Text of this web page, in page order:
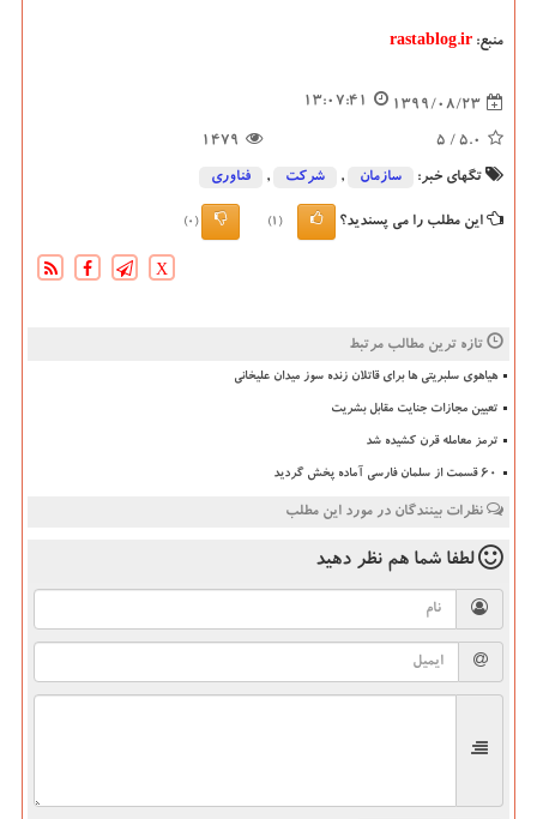
منبع: rastablog.ir
1399/08/23
13:07:41
5.0
/ 5
1479
تگهای خبر: سازمان , شركت , فناوری
این مطلب را می پسندید؟ (1)
(0)
X
تازه ترین مطالب مرتبط
هیاهوی سلبریتی ها برای قاتلان زنده سوز میدان علیخانی
تعیین مجازات جنایت مقابل بشریت
ترمز معامله قرن کشیده شد
۶۰ قسمت از سلمان فارسی آماده پخش گردید
نظرات بینندگان در مورد این مطلب
لطفا شما هم نظر دهید